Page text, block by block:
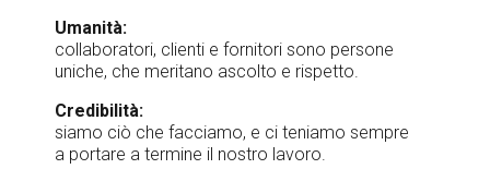
Umanità:
collaboratori, clienti e fornitori sono persone
uniche, che meritano ascolto e rispetto.
Credibilità:
siamo ciò che facciamo, e ci teniamo sempre
a portare a termine il nostro lavoro.